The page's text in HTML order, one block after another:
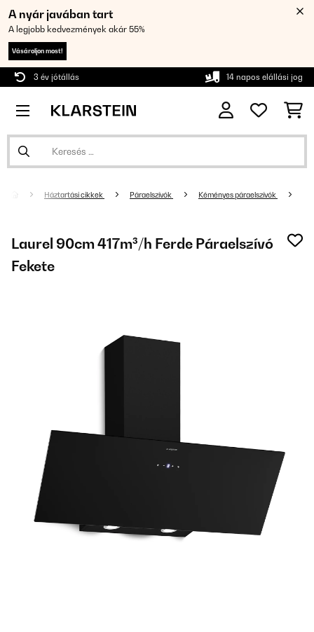
A nyár javában tart
A legjobb kedvezmények akár 55%
Vásároljon most!
3 év jótállás 14 napos elállási jog
Háztartási cikkek Páraelszívók Kéményes páraelszívók
Laurel 90cm 417m³/h Ferde Páraelszívó
Fekete